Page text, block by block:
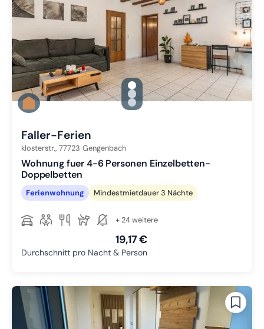
gallery.slide_selector
Zu Slide 1 wechseln
Zu Slide 2 wechseln
Zu Slide 3 wechseln
Faller-Ferien
klosterstr., 77723 Gengenbach
Wohnung fuer 4-6 Personen Einzelbetten-
Doppelbetten
Ferienwohnung Mindestmietdauer 3 Nächte
+ 24 weitere
19,17 €
Durchschnitt pro Nacht & Person